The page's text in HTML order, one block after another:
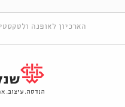
הארכיון לאופנה